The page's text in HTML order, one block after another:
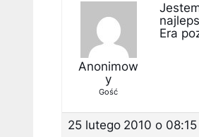
Anonimow
y
Gość
Era
25 lutego 2010 o 08:15